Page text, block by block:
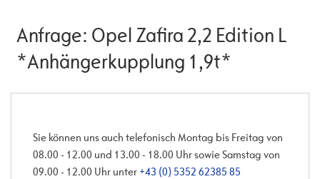
Anfrage: Opel Zafira 2,2 Edition L
*Anhängerkupplung 1,9t*
Sie können uns auch telefonisch Montag bis Freitag von
08.00 - 12.00 und 13.00 - 18.00 Uhr sowie Samstag von
09.00 - 12.00 Uhr unter +43 (0) 5352 62385 85